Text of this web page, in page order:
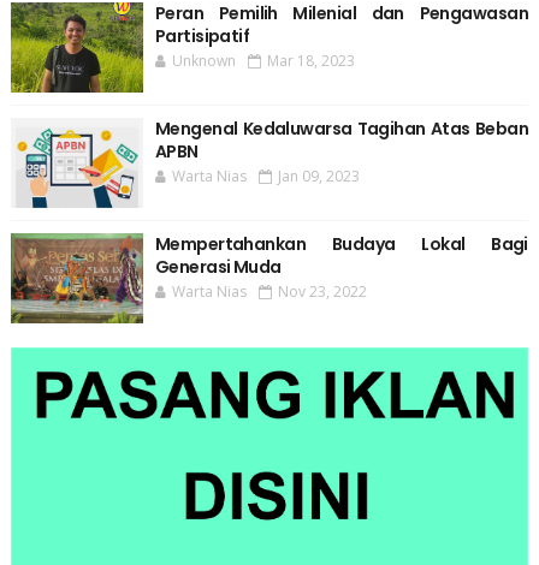
Peran Pemilih Milenial dan Pengawasan
Partisipatif
Unknown Mar 18, 2023
Mengenal Kedaluwarsa Tagihan Atas Beban
APBN
Warta Nias Jan 09, 2023
Mempertahankan Budaya Lokal Bagi
Generasi Muda
Warta Nias Nov 23, 2022